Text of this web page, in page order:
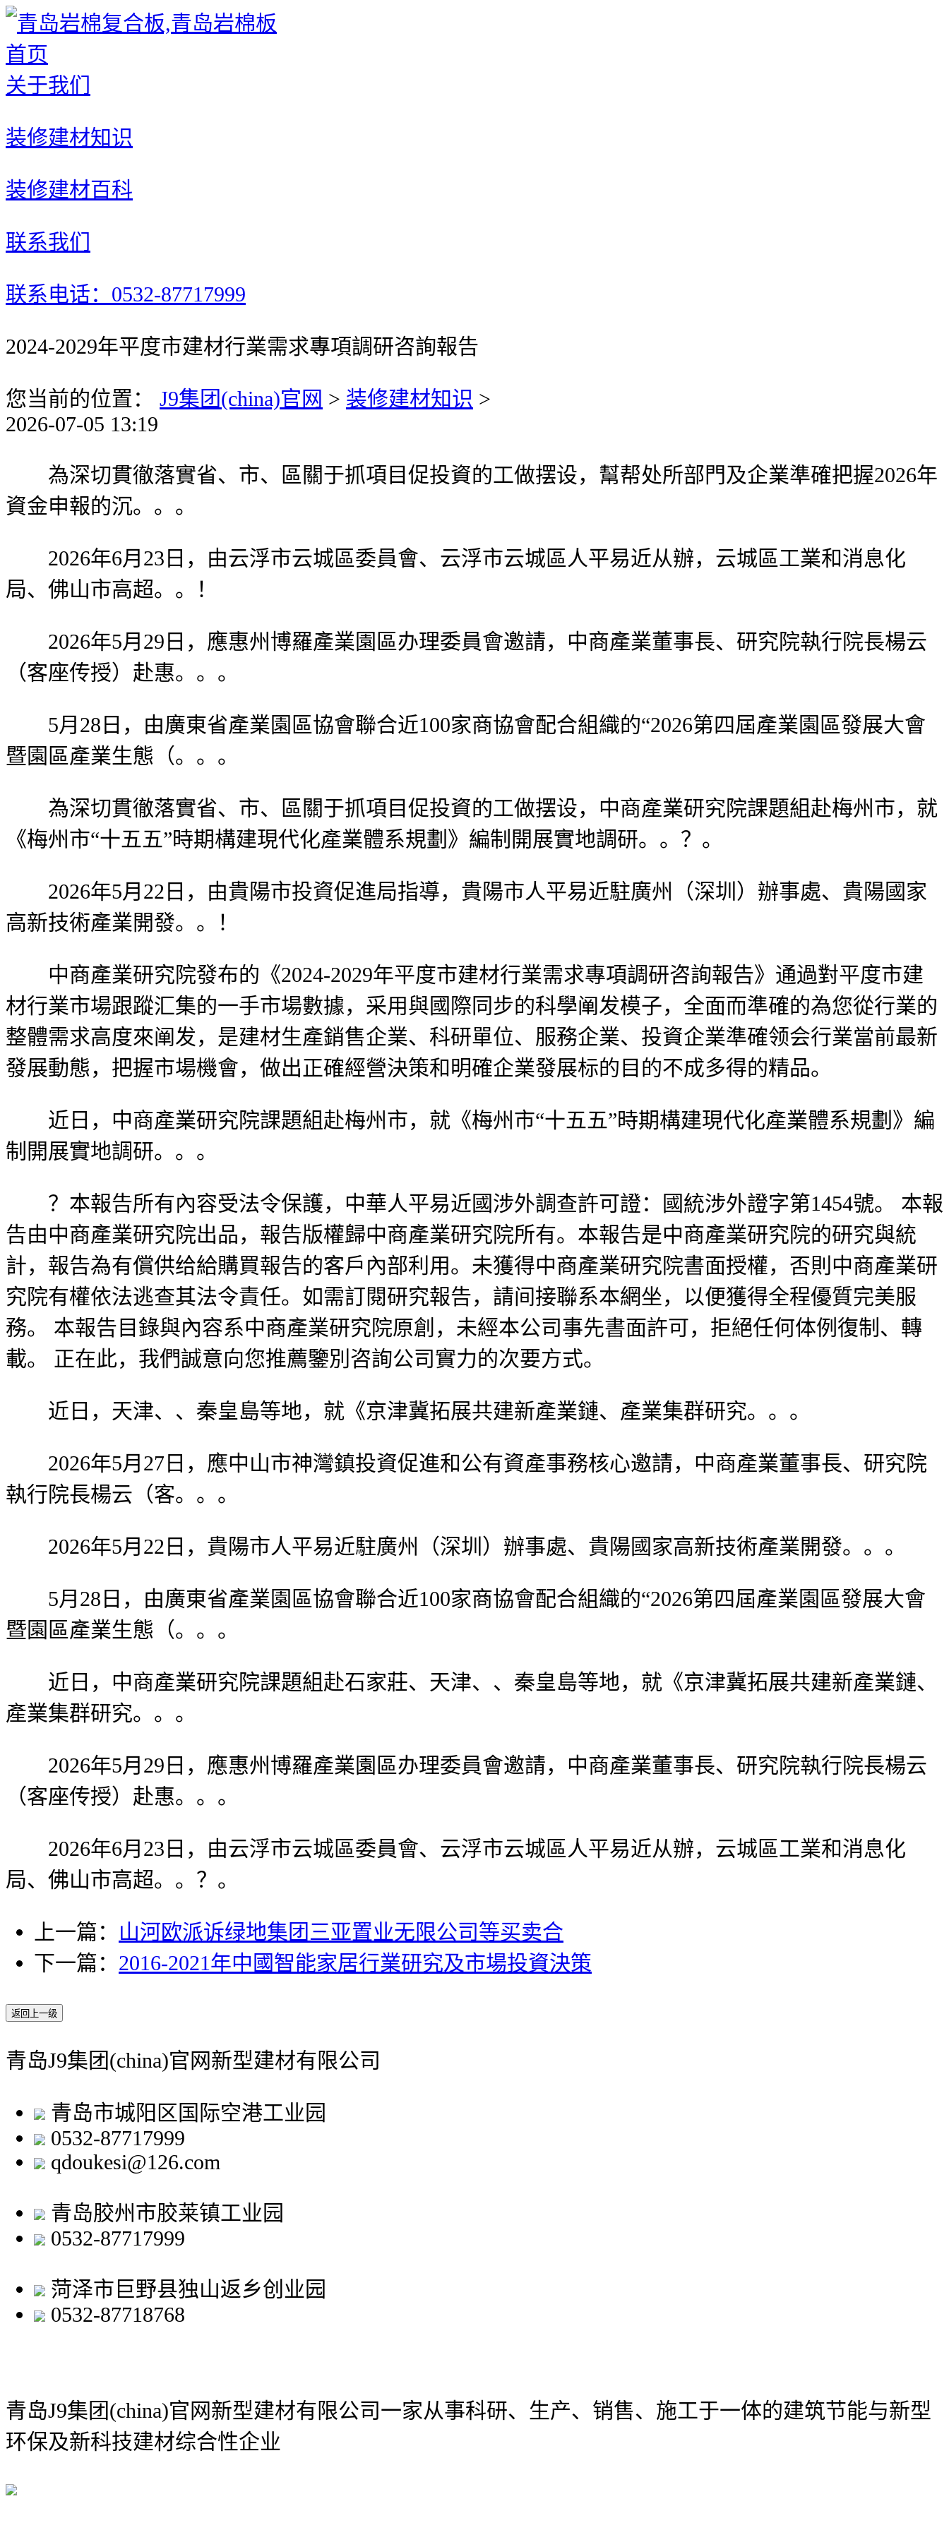
首页
关于我们
装修建材知识
装修建材百科
联系我们
联系电话：0532-87717999
2024-2029年平度市建材行業需求專項調研咨詢報告
您当前的位置： J9集团(china)官网 > 装修建材知识 >
2026-07-05 13:19
為深切貫徹落實省、市、區關于抓項目促投資的工做摆设，幫帮处所部門及企業準確把握2026年
資金申報的沉。。。
2026年6月23日，由云浮市云城區委員會、云浮市云城區人平易近从辦，云城區工業和消息化
局、佛山市高超。。！
2026年5月29日，應惠州博羅產業園區办理委員會邀請，中商產業董事長、研究院執行院長楊云
（客座传授）赴惠。。。
5月28日，由廣東省產業園區協會聯合近100家商協會配合組織的“2026第四屆產業園區發展大會
暨園區產業生態（。。。
為深切貫徹落實省、市、區關于抓項目促投資的工做摆设，中商產業研究院課題組赴梅州市，就
《梅州市“十五五”時期構建現代化產業體系規劃》編制開展實地調研。。？。
2026年5月22日，由貴陽市投資促進局指導，貴陽市人平易近駐廣州（深圳）辦事處、貴陽國家
高新技術產業開發。。！
中商產業研究院發布的《2024-2029年平度市建材行業需求專項調研咨詢報告》通過對平度市建
材行業市場跟蹤汇集的一手市場數據，采用與國際同步的科學阐发模子，全面而準確的為您從行業的
整體需求高度來阐发，是建材生產銷售企業、科研單位、服務企業、投資企業準確领会行業當前最新
發展動態，把握市場機會，做出正確經營決策和明確企業發展标的目的不成多得的精品。
近日，中商產業研究院課題組赴梅州市，就《梅州市“十五五”時期構建現代化產業體系規劃》編
制開展實地調研。。。
？本報告所有內容受法令保護，中華人平易近國涉外調查許可證：國統涉外證字第1454號。 本報
告由中商產業研究院出品，報告版權歸中商產業研究院所有。本報告是中商產業研究院的研究與統
計，報告為有償供给給購買報告的客戶內部利用。未獲得中商產業研究院書面授權，否則中商產業研
究院有權依法逃查其法令責任。如需訂閱研究報告，請间接聯系本網坐，以便獲得全程優質完美服
務。 本報告目錄與內容系中商產業研究院原創，未經本公司事先書面許可，拒絕任何体例復制、轉
載。 正在此，我們誠意向您推薦鑒別咨詢公司實力的次要方式。
近日，天津、、秦皇島等地，就《京津冀拓展共建新產業鏈、產業集群研究。。。
2026年5月27日，應中山市神灣鎮投資促進和公有資產事務核心邀請，中商產業董事長、研究院
執行院長楊云（客。。。
2026年5月22日，貴陽市人平易近駐廣州（深圳）辦事處、貴陽國家高新技術產業開發。。。
5月28日，由廣東省產業園區協會聯合近100家商協會配合組織的“2026第四屆產業園區發展大會
暨園區產業生態（。。。
近日，中商產業研究院課題組赴石家莊、天津、、秦皇島等地，就《京津冀拓展共建新產業鏈、
產業集群研究。。。
2026年5月29日，應惠州博羅產業園區办理委員會邀請，中商產業董事長、研究院執行院長楊云
（客座传授）赴惠。。。
2026年6月23日，由云浮市云城區委員會、云浮市云城區人平易近从辦，云城區工業和消息化
局、佛山市高超。。？。
上一篇： 山河欧派诉绿地集团三亚置业无限公司等买卖合
下一篇： 2016-2021年中國智能家居行業研究及市場投資決策
返回上一级
青岛J9集团(china)官网新型建材有限公司
青岛市城阳区国际空港工业园
0532-87717999
qdoukesi@126.com
青岛胶州市胶莱镇工业园
0532-87717999
菏泽市巨野县独山返乡创业园
0532-87718768
青岛J9集团(china)官网新型建材有限公司一家从事科研、生产、销售、施工于一体的建筑节能与新型
环保及新科技建材综合性企业